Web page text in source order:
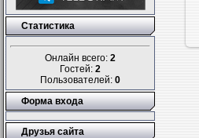
Статистика
Онлайн всего: 2
Гостей: 2
Пользователей: 0
Форма входа
Друзья сайта